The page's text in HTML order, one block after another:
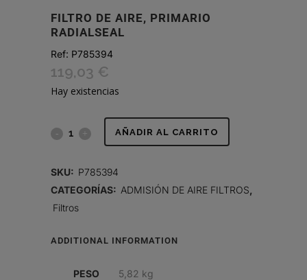
FILTRO DE AIRE, PRIMARIO
RADIALSEAL
Ref: P785394
119,03 €
Hay existencias
FILTRO
PRIMARIO
AÑADIR AL CARRITO
SKU: P785394
CATEGORÍAS: ADMISIÓN DE AIRE FILTROS
Filtros
ADDITIONAL INFORMATION
PESO 5,82 kg